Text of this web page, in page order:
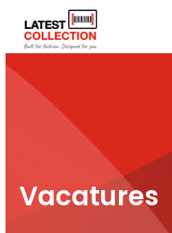
inhoud
Vacatures